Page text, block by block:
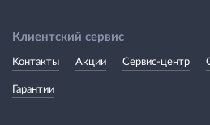
Клиентский сервис
Контакты Акции Сервис-центр
Гарантии